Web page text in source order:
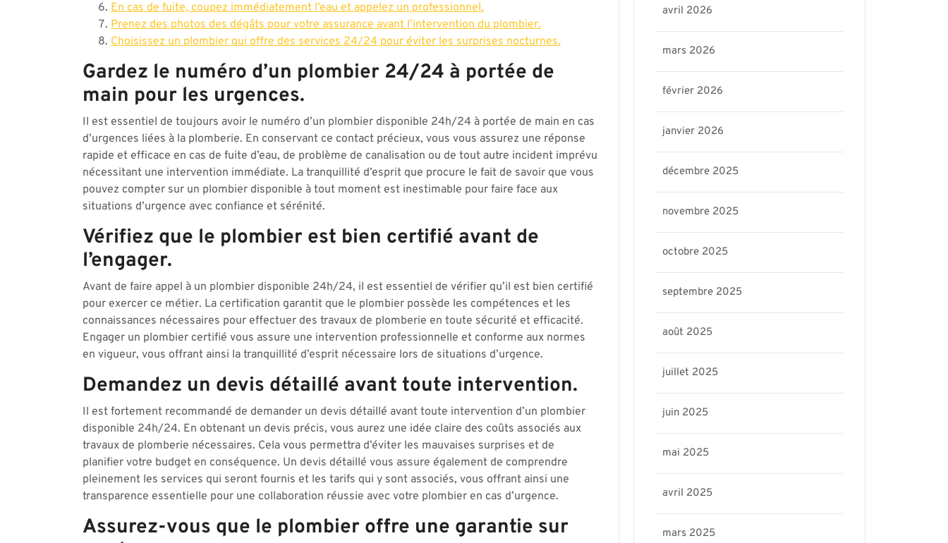
En cas de fuite, coupez immédiatement l’eau et appelez un professionnel.
Prenez des photos des dégâts pour votre assurance avant l’intervention du plombier.
Choisissez un plombier qui offre des services 24/24 pour éviter les surprises nocturnes.
Gardez le numéro d’un plombier 24/24 à portée de
main pour les urgences.
Il est essentiel de toujours avoir le numéro d’un plombier disponible 24h/24 à portée de main en cas
d’urgences liées à la plomberie. En conservant ce contact précieux, vous vous assurez une réponse
rapide et efficace en cas de fuite d’eau, de problème de canalisation ou de tout autre incident imprévu
nécessitant une intervention immédiate. La tranquillité d’esprit que procure le fait de savoir que vous
pouvez compter sur un plombier disponible à tout moment est inestimable pour faire face aux
situations d’urgence avec confiance et sérénité.
Vérifiez que le plombier est bien certifié avant de
l’engager.
Avant de faire appel à un plombier disponible 24h/24, il est essentiel de vérifier qu’il est bien certifié
pour exercer ce métier. La certification garantit que le plombier possède les compétences et les
connaissances nécessaires pour effectuer des travaux de plomberie en toute sécurité et efficacité.
Engager un plombier certifié vous assure une intervention professionnelle et conforme aux normes
en vigueur, vous offrant ainsi la tranquillité d’esprit nécessaire lors de situations d’urgence.
Demandez un devis détaillé avant toute intervention.
Il est fortement recommandé de demander un devis détaillé avant toute intervention d’un plombier
disponible 24h/24. En obtenant un devis précis, vous aurez une idée claire des coûts associés aux
travaux de plomberie nécessaires. Cela vous permettra d’éviter les mauvaises surprises et de
planifier votre budget en conséquence. Un devis détaillé vous assure également de comprendre
pleinement les services qui seront fournis et les tarifs qui y sont associés, vous offrant ainsi une
transparence essentielle pour une collaboration réussie avec votre plombier en cas d’urgence.
Assurez-vous que le plombier offre une garantie sur
avril 2026
mars 2026
février 2026
janvier 2026
décembre 2025
novembre 2025
octobre 2025
septembre 2025
août 2025
juillet 2025
juin 2025
mai 2025
avril 2025
mars 2025